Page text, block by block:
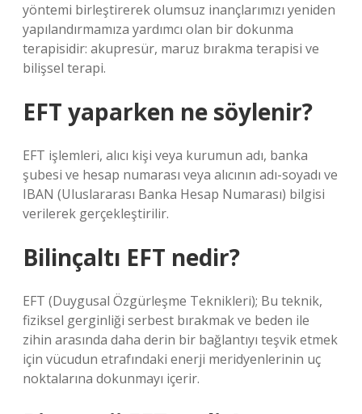
yöntemi birleştirerek olumsuz inançlarımızı yeniden
yapılandırmamıza yardımcı olan bir dokunma
terapisidir: akupresür, maruz bırakma terapisi ve
bilişsel terapi.
EFT yaparken ne söylenir?
EFT işlemleri, alıcı kişi veya kurumun adı, banka
şubesi ve hesap numarası veya alıcının adı-soyadı ve
IBAN (Uluslararası Banka Hesap Numarası) bilgisi
verilerek gerçekleştirilir.
Bilinçaltı EFT nedir?
EFT (Duygusal Özgürleşme Teknikleri); Bu teknik,
fiziksel gerginliği serbest bırakmak ve beden ile
zihin arasında daha derin bir bağlantıyı teşvik etmek
için vücudun etrafındaki enerji meridyenlerinin uç
noktalarına dokunmayı içerir.